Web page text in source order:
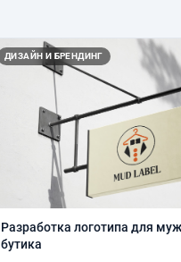
ДИЗАЙН И БРЕНДИНГ
Разработка логотипа для
бутика